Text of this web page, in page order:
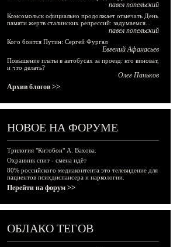
павел попельский
Комсомольск официально продолжает отмечать День
памяти жертв сталинских репрессий: задумаемся...
павел попельский
Кого боится Путин: Сергей Фургал
Евгений Афанасьев
Повышение платы в автобусах за проезд: кто виноват,
и что делать?
Олег Паньков
Архив блогов >>
НОВОЕ НА ФОРУМЕ
Трилогия "Китобои" А. Вахова.
Охранник спит - смена идёт
80% российского медиаконтента это телевидение для
пациентов психдиспансера и наркологии.
Перейти на форум >>
ОБЛАКО ТЕГОВ